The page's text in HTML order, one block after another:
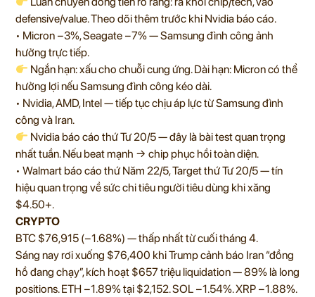
defensive/value. Theo dõi thêm trước khi Nvidia báo cáo.
• Micron −3%, Seagate −7% — Samsung đình công ảnh
hưởng trực tiếp.
Ngắn hạn: xấu cho chuỗi cung ứng. Dài hạn: Micron có thể
hưởng lợi nếu Samsung đình công kéo dài.
• Nvidia, AMD, Intel — tiếp tục chịu áp lực từ Samsung đình
công và Iran.
Nvidia báo cáo thứ Tư 20/5 — đây là bài test quan trọng
nhất tuần. Nếu beat mạnh → chip phục hồi toàn diện.
• Walmart báo cáo thứ Năm 22/5, Target thứ Tư 20/5 — tín
hiệu quan trọng về sức chi tiêu người tiêu dùng khi xăng
$4.50+.
CRYPTO
BTC $76,915 (−1.68%) — thấp nhất từ cuối tháng 4.
Sáng nay rơi xuống $76,400 khi Trump cảnh báo Iran “đồng
hồ đang chạy”, kích hoạt $657 triệu liquidation — 89% là long
positions. ETH −1.89% tại $2,152. SOL −1.54%. XRP −1.88%.